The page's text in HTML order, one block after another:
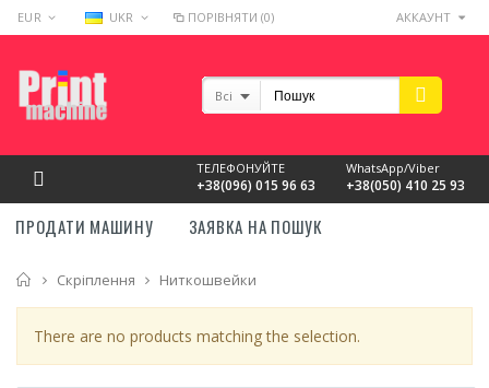
EUR UKR ПОРІВНЯТИ (0) АККАУНТ
ТЕЛЕФОНУЙТЕ
+38(096) 015 96 63
WhatsApp/Viber
+38(050) 410 25 93
Всі
ПРОДАТИ МАШИНУ ЗАЯВКА НА ПОШУК
Головна
Скріплення Ниткошвейки
There are no products matching the selection.